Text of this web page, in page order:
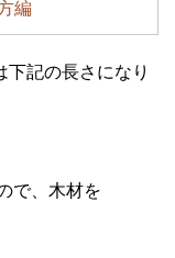
編
記の長さになり
で、木材を